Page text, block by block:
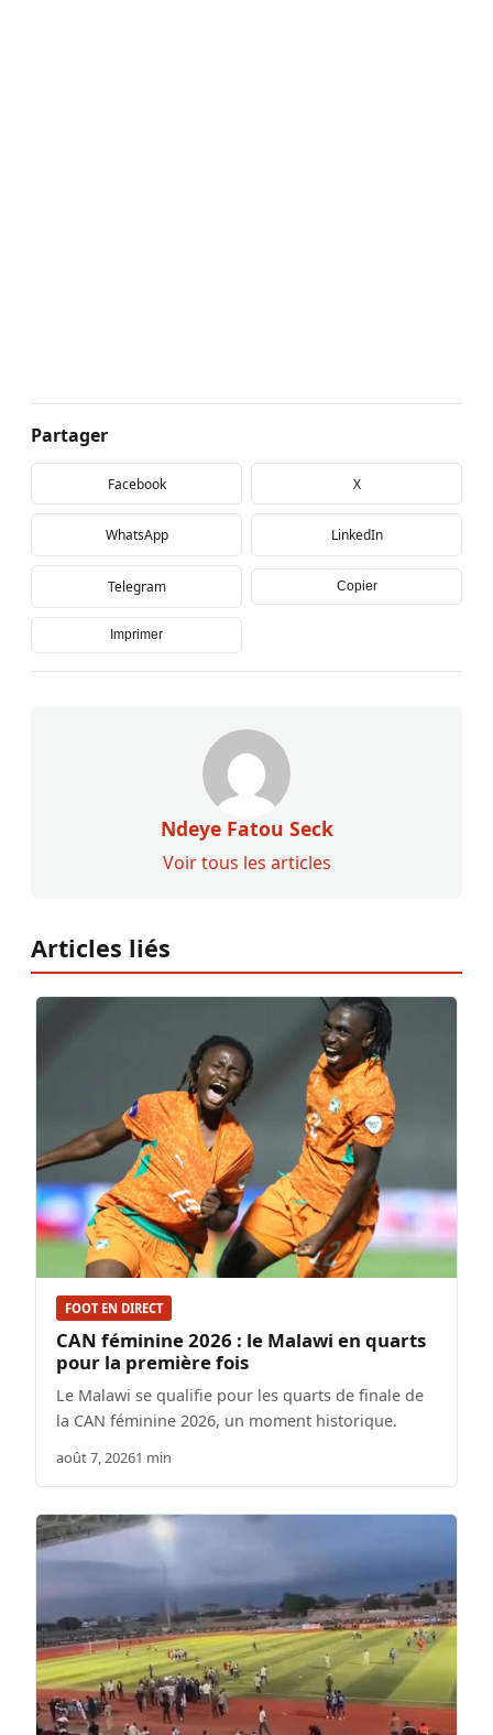
Partager
Facebook X
WhatsApp LinkedIn
Telegram Copier
Imprimer
Ndeye Fatou Seck
Voir tous les articles
Articles liés
FOOT EN DIRECT
CAN féminine 2026 : le Malawi en quarts
pour la première fois
Le Malawi se qualifie pour les quarts de finale de
la CAN féminine 2026, un moment historique.
août 7, 20261 min